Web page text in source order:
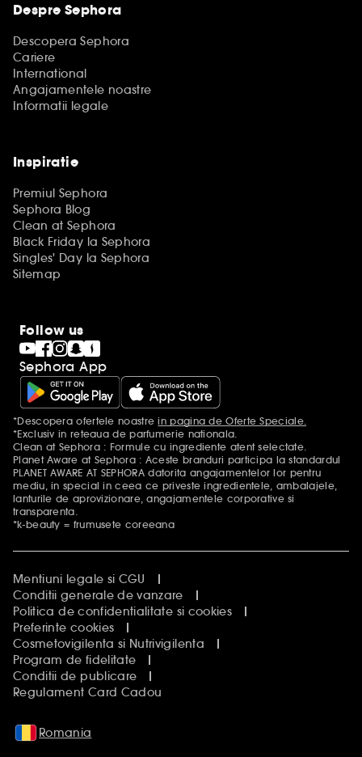
Despre Sephora
Descopera Sephora
Cariere
International
Angajamentele noastre
Informatii legale
Inspiratie
Premiul Sephora
Sephora Blog
Clean at Sephora
Black Friday la Sephora
Singles' Day la Sephora
Sitemap
Follow us
Sephora App
Mentiuni aditionale
*Descopera ofertele noastrein pagina de Oferte Speciale.
*Exclusiv in reteaua de parfumerie nationala.
Clean at Sephora : Formule cu ingrediente atent selectate.
Planet Aware at Sephora : Aceste branduri participa la standardul
PLANET AWARE AT SEPHORA datorita angajamentelor lor pentru
mediu, in special in ceea ce priveste ingredientele, ambalajele,
lanturile de aprovizionare, angajamentele corporative si
transparenta.
*k-beauty = frumusete coreeana
Mentiuni legale si CGU
Conditii generale de vanzare
Politica de confidentialitate si cookies
Preferinte cookies
Cosmetovigilenta si Nutrivigilenta
Program de fidelitate
Conditii de publicare
Regulament Card Cadou
Romania